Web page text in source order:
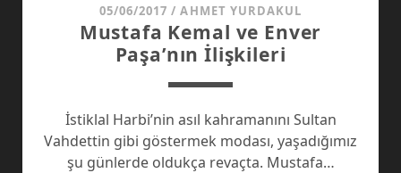
MEHMET
HAN
05/06/2017 /AHMET YURDAKUL
Mustafa Kemal ve Enver
Paşa’nın İlişkileri
İstiklal Harbi’nin asıl kahramanını Sultan
Vahdettin gibi göstermek modası, yaşadığımız
şu günlerde oldukça revaçta. Mustafa…